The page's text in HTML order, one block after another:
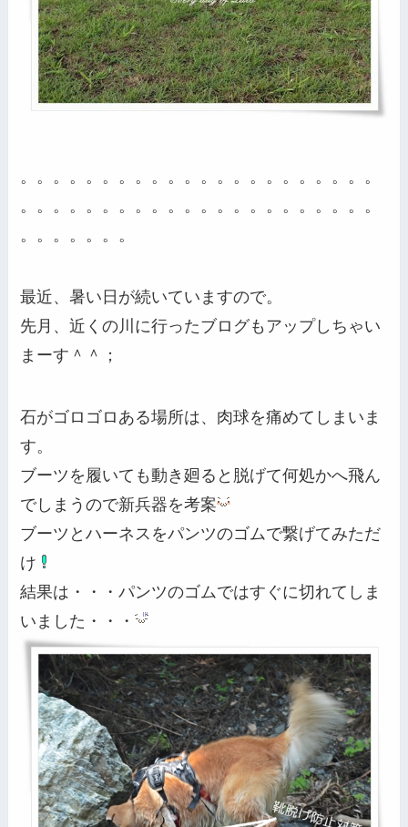
。。。。。。。。。。。。。。。。。。。。。。
。。。。。。。。。。。。。。。。。。。。。。
。。。。。。。
最近、暑い日が続いていますので。
先月、近くの川に行ったブログもアップしちゃい
まーす＾＾；
石がゴロゴロある場所は、肉球を痛めてしまいま
す。
ブーツを履いても動き廻ると脱げて何処かへ飛ん
でしまうので新兵器を考案
ブーツとハーネスをパンツのゴムで繋げてみただ
け
結果は・・・パンツのゴムではすぐに切れてしま
いました・・・